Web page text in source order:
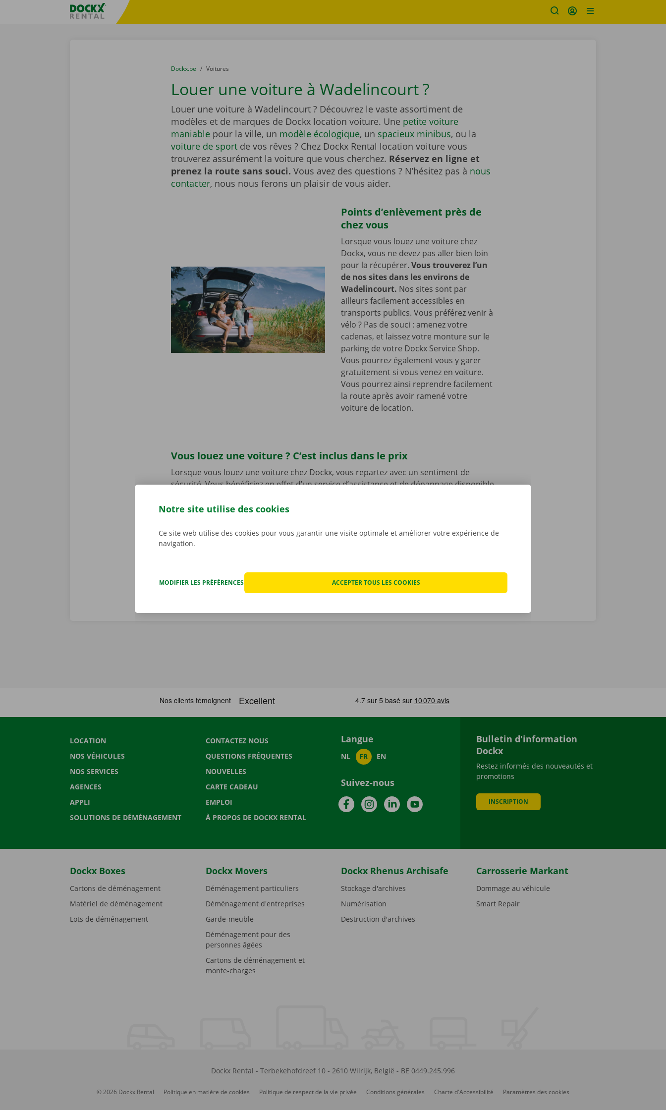
sitename
You are here:
du
Dockx.be to
Voitures
Louer une voiture à Wadelincourt ?
Louer une voiture à Wadelincourt ? Découvrez le vaste assortiment de
modèles et de marques de Dockx location voiture. Une petite voiture
maniablepour la ville, un modèle écologique, un spacieux minibus, ou la
voiture de sportde vos rêves ? Chez Dockx Rental location voiture vous
trouverez assurément la voiture que vous cherchez. Réservez en ligne et
prenez la route sans souci. Vous avez des questions ? N’hésitez pas à nous
contacter, nous nous ferons un plaisir de vous aider.
Points d’enlèvement près de
chez vous
Lorsque vous louez une voiture chez
Dockx, vous ne devez pas aller bien loin
pour la récupérer. Vous trouverez l’un
de nos sites dans les environs de
Wadelincourt. Nos sites sont par
ailleurs facilement accessibles en
transports publics. Vous préférez venir à
vélo ? Pas de souci : amenez votre
cadenas, et laissez votre monture sur le
parking de votre Dockx Service Shop.
Vous pourrez également vous y garer
gratuitement si vous venez en voiture.
Vous pourrez ainsi reprendre facilement
la route après avoir ramené votre
voiture de location.
Vous louez une voiture ? C’est inclus dans le prix
Lorsque vous louez une voiture chez Dockx, vous repartez avec un sentiment de
sécurité. Vous bénéficiez en effet d’un service d’assistance et de dépannage disponible
chez Dockx, vous n’avez pas à vous inquiéter des éventuels frais imprévus après le
preniez le volant.Pour nous, la transparence et un service personnalisé sont de
véritables priorités.
LOCATION
NOS VÉHICULES
NOS SERVICES
AGENCES
APPLI
SOLUTIONS DE DÉMÉNAGEMENT
CONTACTEZ NOUS
QUESTIONS FRÉQUENTES
NOUVELLES
CARTE CADEAU
EMPLOI
À PROPOS DE DOCKX RENTAL
Langue
NL FR EN
Suivez-nous
FacebookInstagramLinkedInYouTube
Bulletin d'information
Dockx
Restez informés des nouveautés et
promotions
INSCRIPTION
Dockx Boxes
Cartons de déménagement
Matériel de déménagement
Lots de déménagement
Dockx Movers
Déménagement particuliers
Déménagement d'entreprises
Garde-meuble
Déménagement pour des
personnes âgées
Cartons de déménagement et
monte-charges
Dockx Rhenus Archisafe
Stockage d'archives
Numérisation
Destruction d'archives
Carrosserie Markant
Dommage au véhicule
Smart Repair
Dockx Rental - Terbekehofdreef 10- 2610 Wilrijk, België - BE 0449.245.996
© 2026 Dockx Rental Politique en matière de cookies Politique de respect de la vie privée Conditions générales Charte d'Accessibilité Paramètres des cookies
Notre site utilise des cookies
Ce site web utilise des cookies pour vous garantir une visite optimale et améliorer votre expérience de
navigation.
MODIFIER LES PRÉFÉRENCES ACCEPTER TOUS LES COOKIES